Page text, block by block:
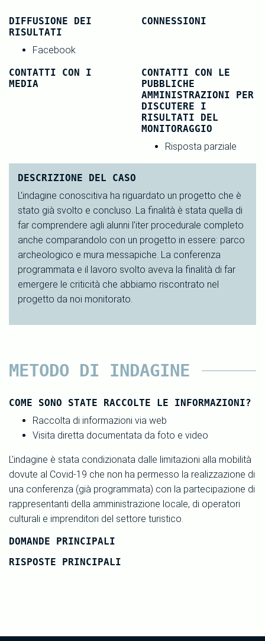
DIFFUSIONE DEI
RISULTATI
Facebook
CONNESSIONI
CONTATTI CON I
MEDIA
CONTATTI CON LE
PUBBLICHE
AMMINISTRAZIONI PER
DISCUTERE I
RISULTATI DEL
MONITORAGGIO
Risposta parziale
DESCRIZIONE DEL CASO
L'indagine conoscitiva ha riguardato un progetto che è
stato già svolto e concluso. La finalità è stata quella di
far comprendere agli alunni l'iter procedurale completo
anche comparandolo con un progetto in essere: parco
archeologico e mura messapiche. La conferenza
programmata e il lavoro svolto aveva la finalità di far
emergere le criticità che abbiamo riscontrato nel
progetto da noi monitorato.
METODO DI INDAGINE
COME SONO STATE RACCOLTE LE INFORMAZIONI?
Raccolta di informazioni via web
Visita diretta documentata da foto e video
L'indagine è stata condizionata dalle limitazioni alla mobilità
dovute al Covid-19 che non ha permesso la realizzazione di
una conferenza (già programmata) con la partecipazione di
rappresentanti della amministrazione locale, di operatori
culturali e imprenditori del settore turistico.
DOMANDE PRINCIPALI
RISPOSTE PRINCIPALI